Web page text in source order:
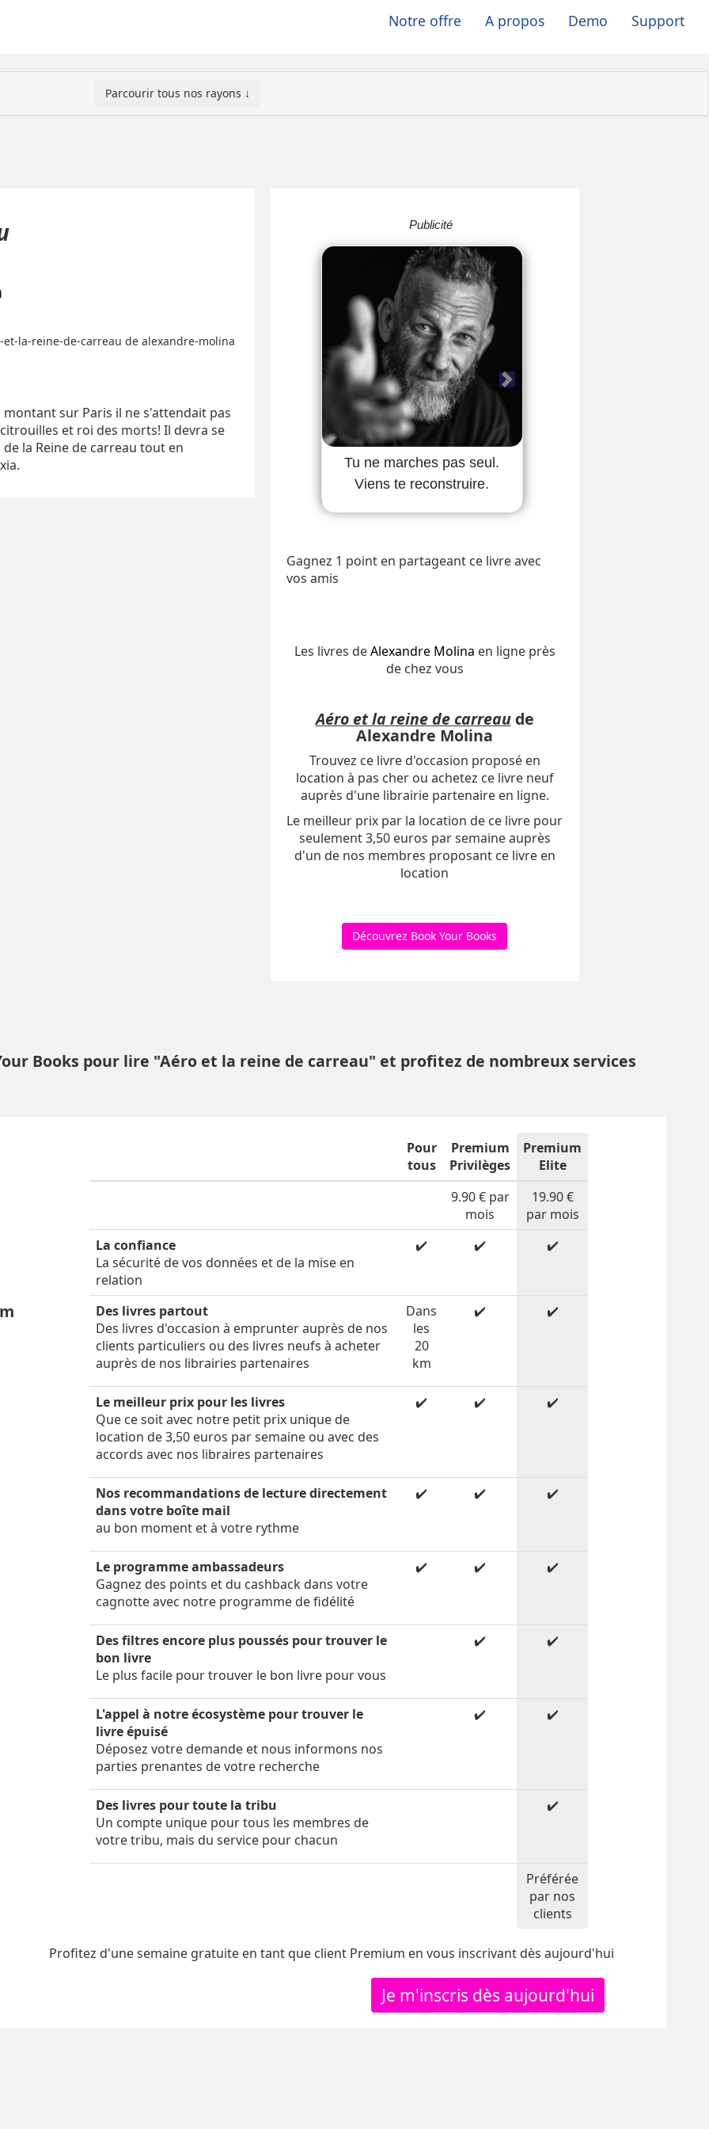
Notre offre A propos Demo Support
Parcourir tous nos rayons ↓
sur Paris il ne s'attendait pas
et roi des morts! Il devra se
la Reine de carreau tout en
Gagnez 1 point en partageant ce livre avec
vos amis
Les livres deAlexandre Molina en ligne près
de chez vous
Aéro et la reine de carreaude
Alexandre Molina
Trouvez ce livre d'occasion proposé en
location à pas cher ou achetez ce livre neuf
auprès d'une librairie partenaire en ligne.
Le meilleur prix par la location de ce livre pour
seulement 3,50 euros par semaine auprès
d'un de nos membres proposant ce livre en
location
Découvrez Book Your Books
Books pour lire "Aéro et la reine de carreau" et profitez de nombreux services
Pour
tous
Premium
Privilèges
Premium
Elite
9.90 € par
mois
19.90 €
par mois
La confiance
La sécurité de vos données et de la mise en
relation
✔️ ✔️ ✔️
Des livres partout
Des livres d'occasion à emprunter auprès de nos
clients particuliers ou des livres neufs à acheter
auprès de nos librairies partenaires
Dans
les
20
km
✔️ ✔️
Le meilleur prix pour les livres
Que ce soit avec notre petit prix unique de
location de 3,50 euros par semaine ou avec des
accords avec nos libraires partenaires
✔️ ✔️ ✔️
Nos recommandations de lecture directement
dans votre boîte mail
au bon moment et à votre rythme
✔️ ✔️ ✔️
Le programme ambassadeurs
Gagnez des points et du cashback dans votre
cagnotte avec notre programme de fidélité
✔️ ✔️ ✔️
Des filtres encore plus poussés pour trouver le
bon livre
Le plus facile pour trouver le bon livre pour vous
✔️ ✔️
L'appel à notre écosystème pour trouver le
livre épuisé
Déposez votre demande et nous informons nos
parties prenantes de votre recherche
✔️ ✔️
Des livres pour toute la tribu
Un compte unique pour tous les membres de
votre tribu, mais du service pour chacun
✔️
Préférée
par nos
clients
Profitez d'une semaine gratuite en tant que client Premium en vous inscrivant dès aujourd'hui
Je m'inscris dès aujourd'hui